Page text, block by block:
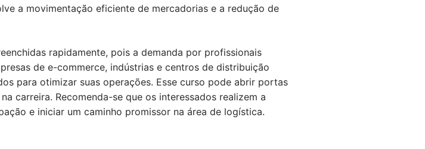
a movimentação eficiente de mercadorias e a redução de
rapidamente, pois a demanda por profissionais
de e-commerce, indústrias e centros de distribuição
para otimizar suas operações. Esse curso pode abrir portas
carreira. Recomenda-se que os interessados realizem a
e iniciar um caminho promissor na área de logística.